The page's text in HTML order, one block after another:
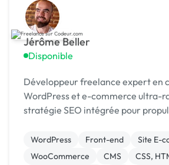
Jérôme Beller
Disponible
Développeur freelance expert en
WordPress et e-commerce ultra-
stratégie SEO intégrée pour
WordPress Front-end
Site E-
WooCommerce
CMS
CSS,